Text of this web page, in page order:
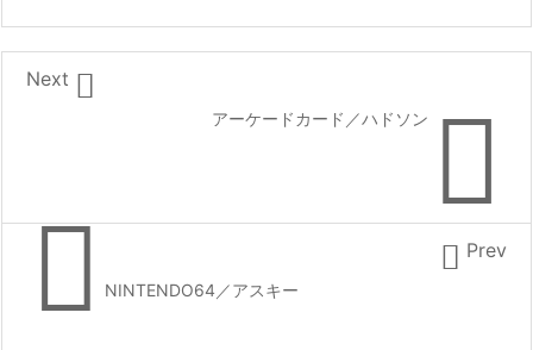

アーケードカード／ハドソン

Next
 NINTENDO64／アスキー
 Prev